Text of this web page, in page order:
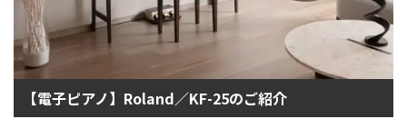
【電子ピアノ】Roland／KF-25のご紹介